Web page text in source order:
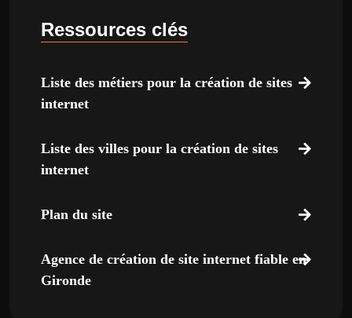
Ressources clés
Liste des métiers pour la création de sites
internet
Liste des villes pour la création de sites
internet
Plan du site
Agence de création de site internet fiable en
Gironde